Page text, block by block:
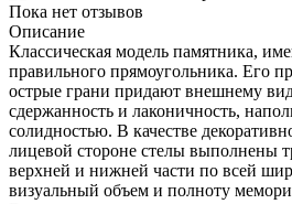
Пока нет отзывов
Описание
Классическая модель памятника,
правильного прямоугольника. Его
острые грани придают внешнему
сдержанность и лаконичность,
солидностью. В качестве
лицевой стороне стелы выполнены
верхней и нижней части по всей
визуальный объем и полноту